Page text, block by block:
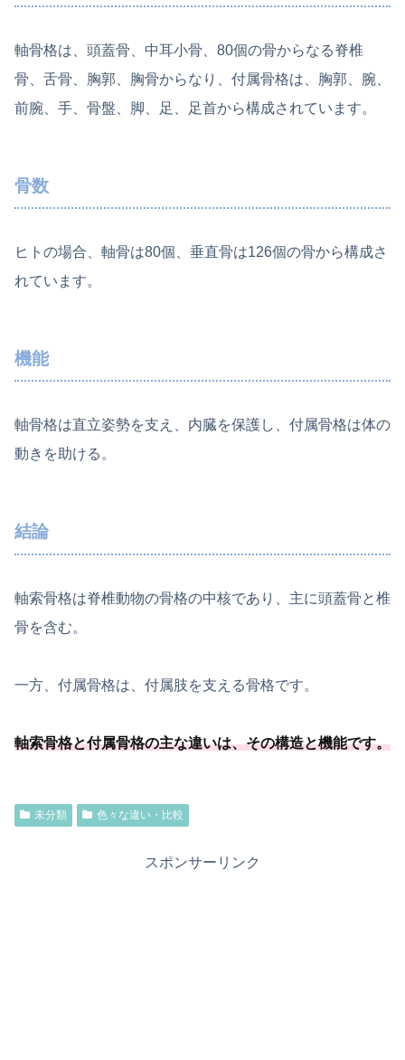
軸骨格は、頭蓋骨、中耳小骨、80個の骨からなる脊椎
骨、舌骨、胸郭、胸骨からなり、付属骨格は、胸郭、腕、
前腕、手、骨盤、脚、足、足首から構成されています。
骨数
ヒトの場合、軸骨は80個、垂直骨は126個の骨から構成さ
れています。
機能
軸骨格は直立姿勢を支え、内臓を保護し、付属骨格は体の
動きを助ける。
結論
軸索骨格は脊椎動物の骨格の中核であり、主に頭蓋骨と椎
骨を含む。
一方、付属骨格は、付属肢を支える骨格です。
軸索骨格と付属骨格の主な違いは、その構造と機能です。
未分類 色々な違い・比較
スポンサーリンク